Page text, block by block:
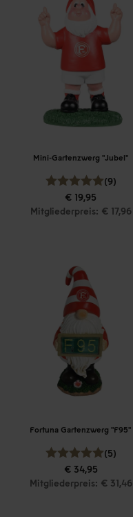
Mini-Gartenzwerg "Jubel"
(9)
€ 19,95
Mitgliederpreis: € 17,96
Fortuna Gartenzwerg "F95"
(5)
€ 34,95
Mitgliederpreis: € 31,46